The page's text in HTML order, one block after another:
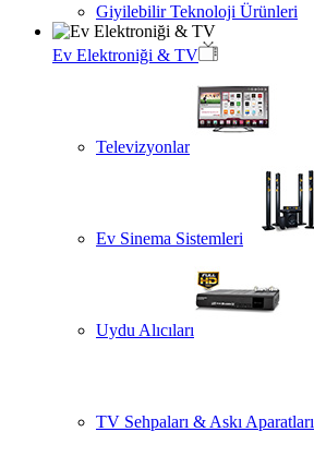
Giyilebilir Teknoloji Ürünleri
Ev Elektroniği & TV
Televizyonlar
Ev Sinema Sistemleri
Uydu Alıcıları
TV Sehpaları & Askı Aparatları